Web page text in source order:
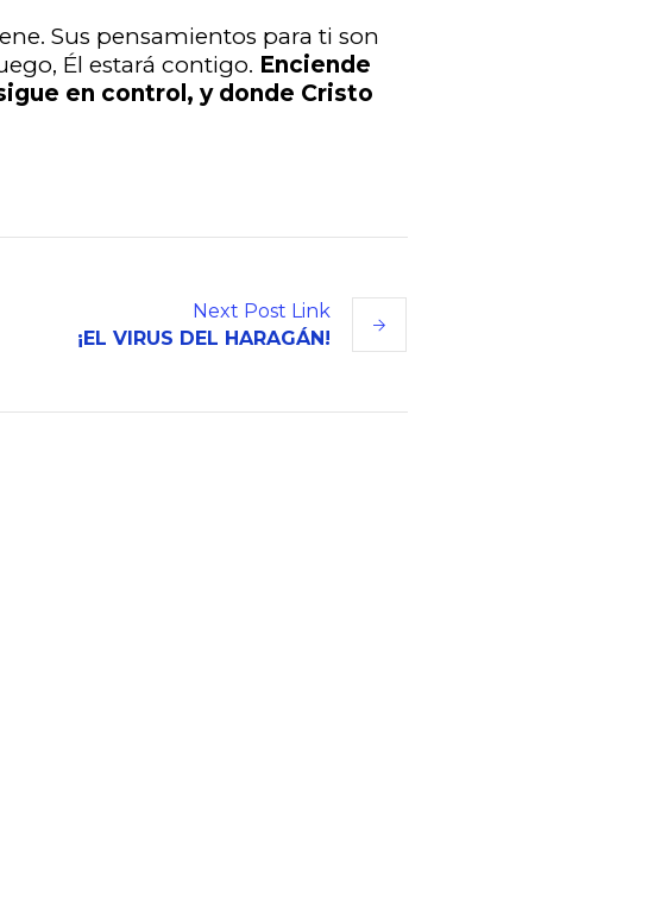
Sus pensamientos para ti son
Él estará contigo. Enciende
en control, y donde Cristo
Next Post Link
¡EL VIRUS DEL HARAGÁN!